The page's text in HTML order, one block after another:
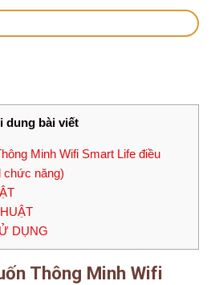
dung bài viết
Minh Wifi Smart Life điều
chức năng)
DỤNG
Thông Minh Wifi